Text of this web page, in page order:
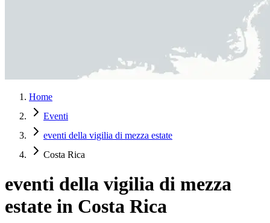
Home
Eventi
eventi della vigilia di mezza estate
Costa Rica
eventi della vigilia di mezza
estate in Costa Rica